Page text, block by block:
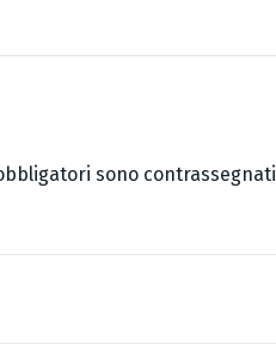
sono contrassegnati